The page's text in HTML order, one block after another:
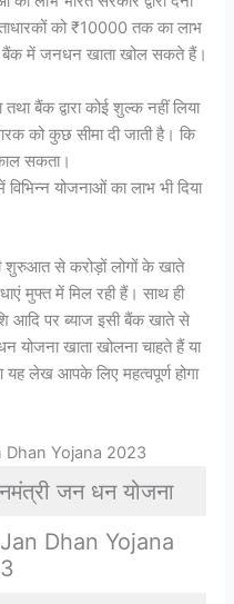
को ₹10000 तक का लाभ
बैंक में जनधन खाता खोल सकते हैं।
बैंक द्वारा कोई शुल्क नहीं लिया
को कुछ सीमा दी जाती है। कि
सकता।
योजनाओं का लाभ भी दिया
शुरुआत से करोड़ों लोगों के खाते
मुफ्त में मिल रही हैं। साथ ही
आदि पर ब्याज इसी बैंक खाते से
योजना खाता खोलना चाहते हैं या
लेख आपके लिए महत्वपूर्ण होगा
Dhan Yojana 2023
जन धन योजना
Dhan Yojana